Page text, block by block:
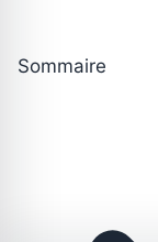
Sommaire